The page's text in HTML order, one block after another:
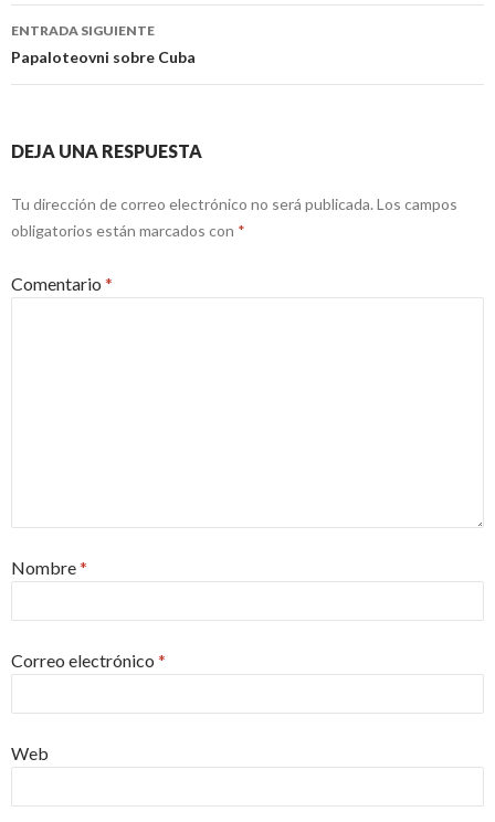
entradas
ENTRADA SIGUIENTE
Papaloteovni sobre Cuba
DEJA UNA RESPUESTA
Tu dirección de correo electrónico no será publicada. Los campos
obligatorios están marcados con *
Comentario *
Nombre*
Correo electrónico *
Web